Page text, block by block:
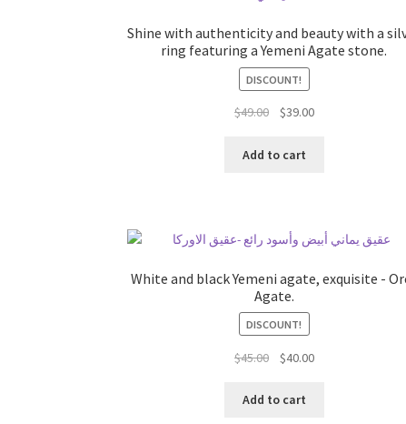
Shine with authenticity and beauty with a
ring featuring a Yemeni Agate stone.
DISCOUNT!
$49.00
السعر
هو:
$39.00السعر
Add to cart
White and black Yemeni agate, exquisite -
Agate.
DISCOUNT!
$45.00
السعر
هو:
$40.00السعر
Add to cart